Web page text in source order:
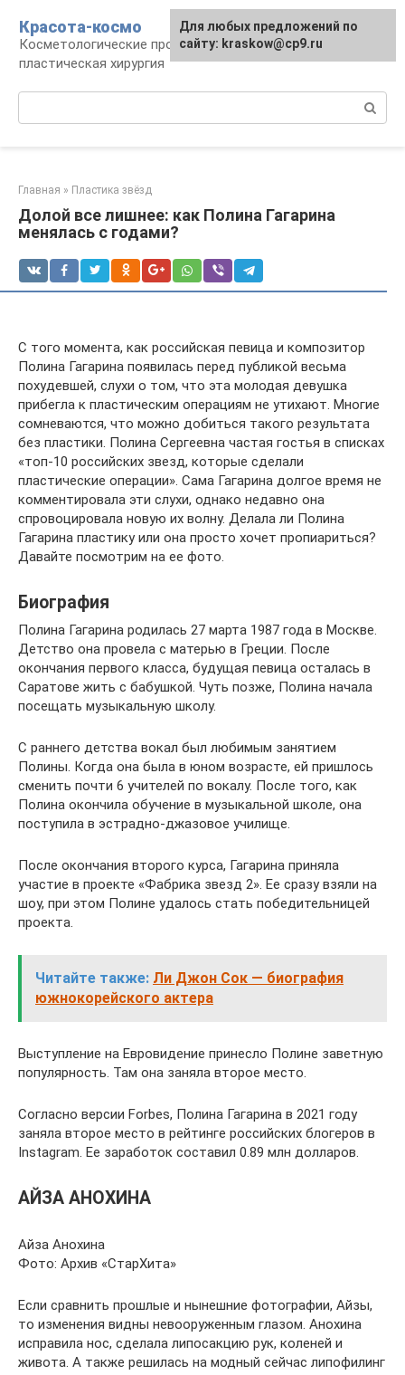
контенту
Красота-космо
Косметологические процедуры,
пластическая хирургия
Главная » Пластика звёзд
Долой все лишнее: как Полина Гагарина
менялась с годами?
С того момента, как российская певица и композитор
Полина Гагарина появилась перед публикой весьма
похудевшей, слухи о том, что эта молодая девушка
прибегла к пластическим операциям не утихают. Многие
сомневаются, что можно добиться такого результата
без пластики. Полина Сергеевна частая гостья в списках
«топ-10 российских звезд, которые сделали
пластические операции». Сама Гагарина долгое время не
комментировала эти слухи, однако недавно она
спровоцировала новую их волну. Делала ли Полина
Гагарина пластику или она просто хочет пропиариться?
Давайте посмотрим на ее фото.
Биография
Полина Гагарина родилась 27 марта 1987 года в Москве.
Детство она провела с матерью в Греции. После
окончания первого класса, будущая певица осталась в
Саратове жить с бабушкой. Чуть позже, Полина начала
посещать музыкальную школу.
С раннего детства вокал был любимым занятием
Полины. Когда она была в юном возрасте, ей пришлось
сменить почти 6 учителей по вокалу. После того, как
Полина окончила обучение в музыкальной школе, она
поступила в эстрадно-джазовое училище.
После окончания второго курса, Гагарина приняла
участие в проекте «Фабрика звезд 2». Ее сразу взяли на
шоу, при этом Полине удалось стать победительницей
проекта.
Читайте также: Ли Джон Сок — биография
южнокорейского актера
Выступление на Евровидение принесло Полине заветную
популярность. Там она заняла второе место.
Согласно версии Forbes, Полина Гагарина в 2021 году
заняла второе место в рейтинге российских блогеров в
Instagram. Ее заработок составил 0.89 млн долларов.
АЙЗА АНОХИНА
Айза Анохина
Фото: Архив «СтарХита»
Если сравнить прошлые и нынешние фотографии, Айзы,
то изменения видны невооруженным глазом. Анохина
исправила нос, сделала липосакцию рук, коленей и
живота. А также решилась на модный сейчас липофилинг
Для любых предложений по
сайту: kraskow@cp9.ru